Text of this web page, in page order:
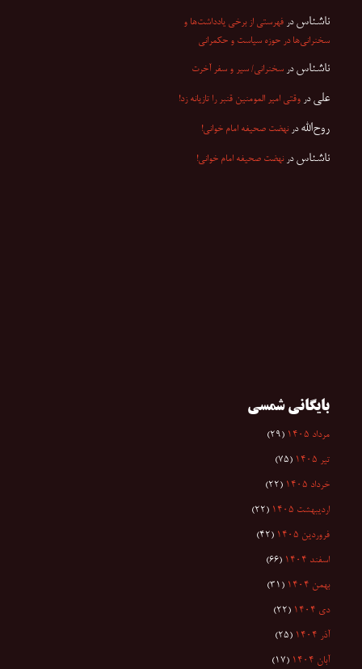
ناشناس در فهرستی از برخی یادداشت‌ها و
سخنرانی‌ها در حوزه سیاست و حکمرانی
ناشناس در سخنرانی/ سیر و سفر آخرت
علی در وقتی امیر المومنین قنبر را تازیانه زد!
روح‌الله درنهضت صحیفه امام خوانی!
ناشناس درنهضت صحیفه امام خوانی!
بایگانی شمسی
مرداد ۱۴۰۵ (۲۹)
تیر ۱۴۰۵ (۷۵)
خرداد ۱۴۰۵ (۲۲)
اردیبهشت ۱۴۰۵ (۲۲)
فروردین ۱۴۰۵ (۴۲)
اسفند ۱۴۰۴ (۶۶)
بهمن ۱۴۰۴ (۳۱)
دی ۱۴۰۴ (۲۲)
آذر ۱۴۰۴ (۲۵)
آبان ۱۴۰۴ (۱۷)